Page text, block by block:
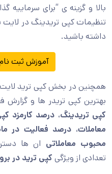
بالا و گزینه ی “برای
تنظیمات کپی تریدینگ در
داشته باشید.
آموزش ثبت
همچنین در بخش کپی ترید لایت
بهترین کپی تریدر ها و گزارش
کپی تریدینگ، درصد کارمزد
معاملات، درصد فعالیت در
محبوب معاملاتی ان ها
تعدادی از ویژگی کپی ترید در